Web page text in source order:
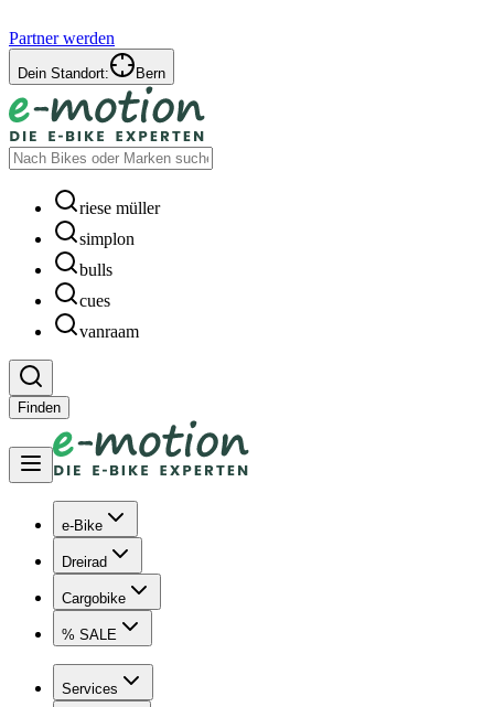
Partner werden
Dein Standort: Bern
riese müller
simplon
bulls
cues
vanraam
Finden
e-Bike
Dreirad
Cargobike
% SALE
Services